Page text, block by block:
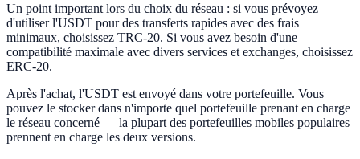
Un point important lors du choix du réseau : si vous prévoyez
d'utiliser l'USDT pour des transferts rapides avec des frais
minimaux, choisissez TRC-20. Si vous avez besoin d'une
compatibilité maximale avec divers services et exchanges, choisissez
ERC-20.
Après l'achat, l'USDT est envoyé dans votre portefeuille. Vous
pouvez le stocker dans n'importe quel portefeuille prenant en charge
le réseau concerné — la plupart des portefeuilles mobiles populaires
prennent en charge les deux versions.